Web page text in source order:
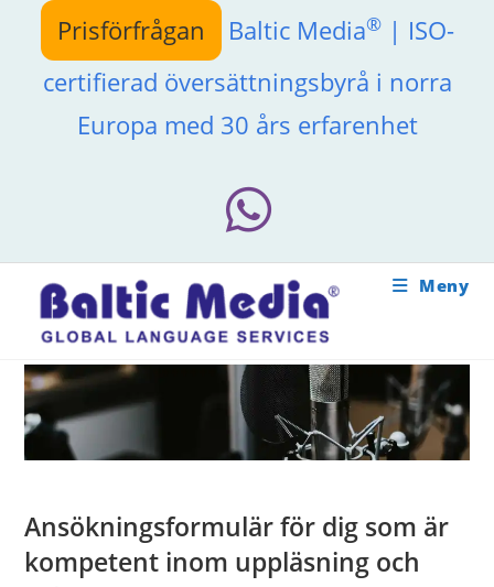
Hoppa
innehållet
Prisförfrågan Baltic Media®| ISO-
certifierad översättningsbyrå i norra
Europa med 30 års erfarenhet
Meny
Ansökningsformulär för dig som är
kompetent inom uppläsning och